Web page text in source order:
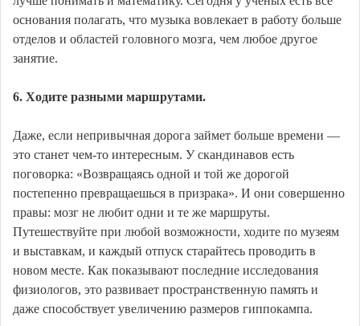
основания полагать, что музыка вовлекает в работу больше
отделов и областей головного мозга, чем любое другое
занятие.
6. Ходите разными маршрутами.
Даже, если непривычная дорога займет больше времени —
это станет чем-то интересным. У скандинавов есть
поговорка: «Возвращаясь одной и той же дорогой
постепенно превращаешься в призрака». И они совершенно
правы: мозг не любит одни и те же маршруты.
Путешествуйте при любой возможности, ходите по музеям
и выставкам, и каждый отпуск старайтесь проводить в
новом месте. Как показывают последние исследования
физиологов, это развивает пространственную память и
даже способствует увеличению размеров гиппокампа.